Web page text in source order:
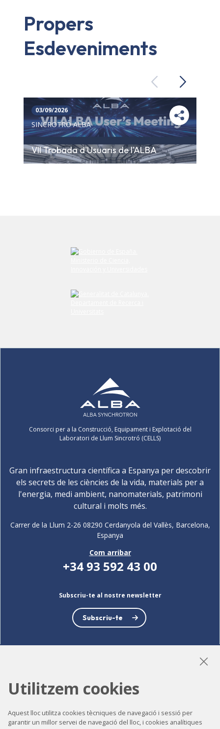
Propers
Esdeveniments
PreviousNext
03/09/2026
SINCROTRÓ ALBA
VII Trobada d'Usuaris de l'ALBA
Consorci per a la Construcció, Equipament i Explotació del
Laboratori de Llum Sincrotró (CELLS)
Gran infraestructura científica a Espanya per descobrir
els secrets de les ciències de la vida, materials per a
l'energia, medi ambient, nanomaterials, patrimoni
cultural i molts més.
Carrer de la Llum 2-26 08290 Cerdanyola del Vallès, Barcelona,
Espanya
Com arribar
+34 93 592 43 00
Subscriu-te al nostre newsletter
Subscriu-te
Accessibilitat
Utilitzem cookies
Aquest lloc utilitza cookies tècniques de navegació i sessió per
garantir un millor servei de navegació del lloc, i cookies analítiques